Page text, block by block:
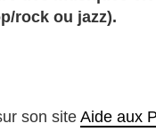
rock ou jazz).
son site Aide aux